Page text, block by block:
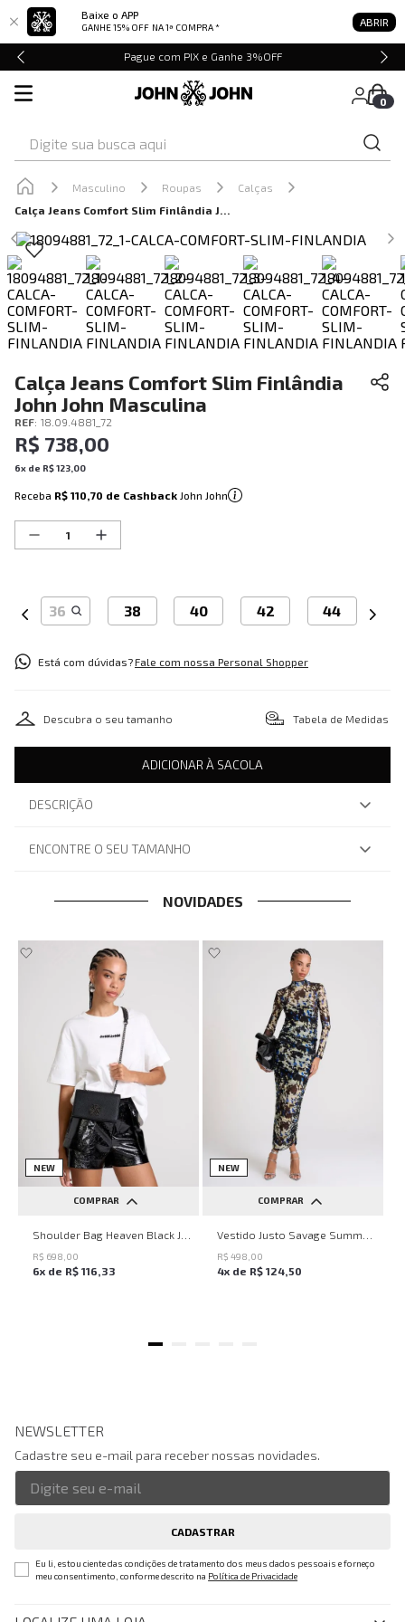
Baixe o APP
GANHE 15% OFF NA 1ª COMPRA * ABRIR
Pague com PIX e Ganhe 3%OFF
0
Masculino Roupas
Calças
Calça Jeans Comfort Slim Finlândia John John Masculina
Calça Jeans Comfort Slim Finlândia
John John Masculina
REF: 18.09.4881_72
R$ 738,00
6x de R$123 00
Receba R$ 110,70 de Cashback John John
36 38 40 42 44
Está com dúvidas?Fale com nossa Personal Shopper
Descubra o seu tamanho Tabela de Medidas
ADICIONAR À SACOLA
DESCRIÇÃO
ENCONTRE O SEU TAMANHO
NOVIDADES
NEW
COMPRAR
UN
R$ 698 00
6x de R$ 116 33
NEW
COMPRAR
PP P M G
R$ 498 00
4x de R$ 124 50
NEWSLETTER
Cadastre seu e-mail para receber nossas novidades.
CADASTRAR
Eu li, estou ciente das condições de tratamento dos meus dados pessoais e forneço
meu consentimento, conforme descrito na Política de Privacidade